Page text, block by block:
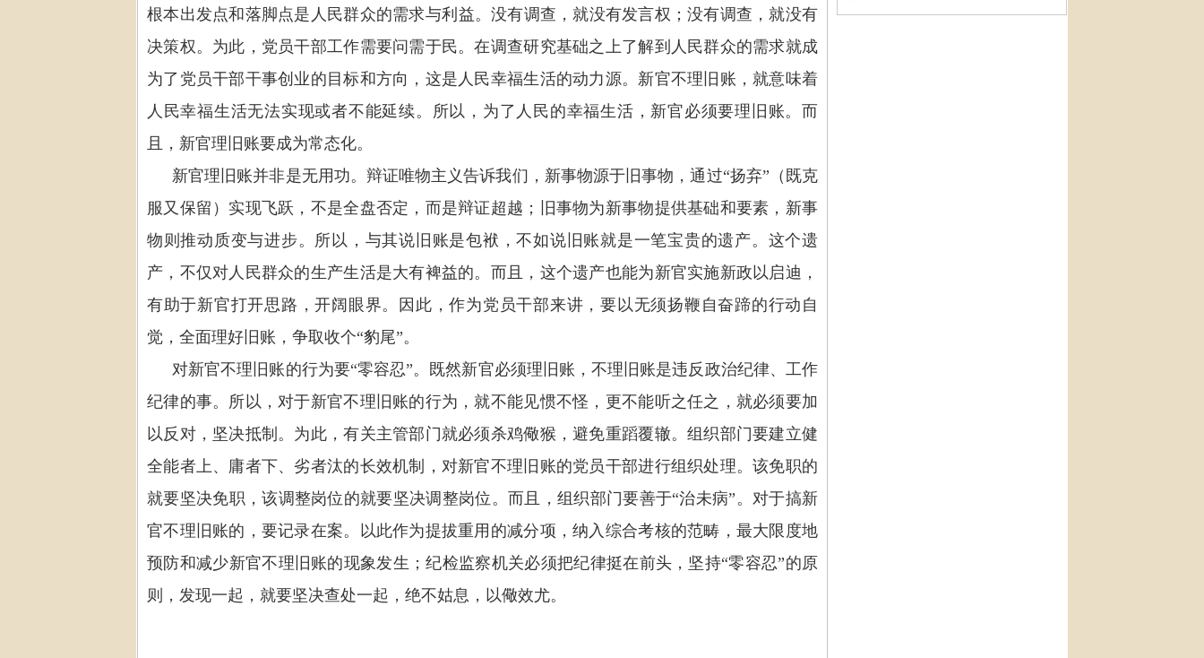
根本出发点和落脚点是 人民群众的需求与利益。没有调查，就没有发言权；没有调查，就没有
决策权。为此，党员干部工作需要问需于民。在调查研究基础之上了解到人民群众的需求就成
为了党员干部干事创业的目标和方向，这是人民幸福生活的动力源。新官不理旧账，就意味着
人民幸福生活无法实现或者不能延续。所以，为了人民的幸福生活，新官必须要理旧账。而
且，新官理旧账要成为常态化。
新官理旧账并非是无用功。辩证唯物主义告诉我们，新事物源于旧事物 ，通过“扬弃” （既克
服又保留）实现飞跃，不是全盘否定，而是辩证超越；旧事物为新事物提供基础和要素，新事
物则推动质变与进步。所以，与其说旧账是包袱，不如说旧账就是一笔宝贵的遗产。这个遗
产，不仅对人民群众的生产生活是大有裨益的。而且，这个遗产也能为新官实施新政以启迪，
有助于新官打开思路，开阔眼界。因此，作为党员干部来讲，要以无须扬鞭自奋蹄的行动自
觉，全面理好旧账，争取收个“豹尾”。
对新官不理旧账的行为要“零容忍”。既然新官必须理旧账，不理旧账是违反政治纪律、工作
纪律的事。所以，对于新官不理旧账的行为，就不能见惯不怪，更不能听之任之，就必须要加
以反对，坚决抵制。为此，有关主管部门就必须杀鸡儆猴，避免重蹈覆辙。组织部门要建立健
全能者上、庸者下、劣者汰的长效机制，对新官不理旧账的党员干部进行组织处理。该免职的
就要坚决免职，该调整岗位的就要坚决调整岗位。而且，组织部门要善于“治未病” 。对于搞新
官不理旧账的，要记录在案。以此作为提拔重用的减分项，纳入综合考核的范畴，最大限度地
预防和减少新官不理旧账的现象发生；纪检监察机关必须把纪律挺在前头，坚持“零容忍”的原
则，发现一起，就要坚决查处一起，绝不姑息，以儆效尤。